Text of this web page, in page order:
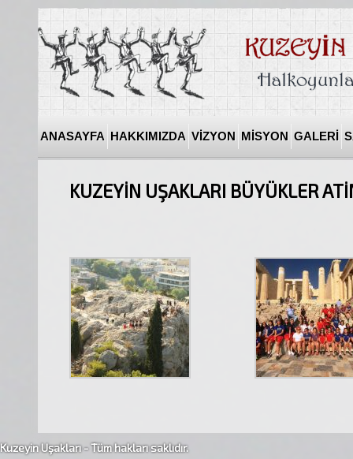
ANASAYFA HAKKIMIZDA VİZYON MİSYON GALERİ
KUZEYİN UŞAKLARI BÜYÜKLER
Kuzeyin Uşakları - Tüm hakları saklıdır.